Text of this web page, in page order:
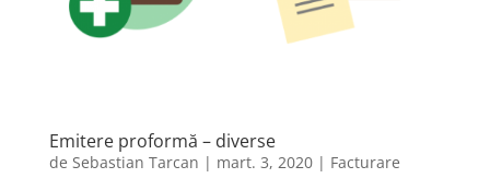
Emitere proformă – diverse
de Sebastian Tarcan | mart. 3, 2020| Facturare